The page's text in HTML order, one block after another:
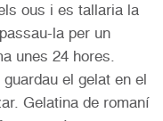
ous i es tallaria la
la per un
unes 24 hores.
el gelat en el
Gelatina de romaní